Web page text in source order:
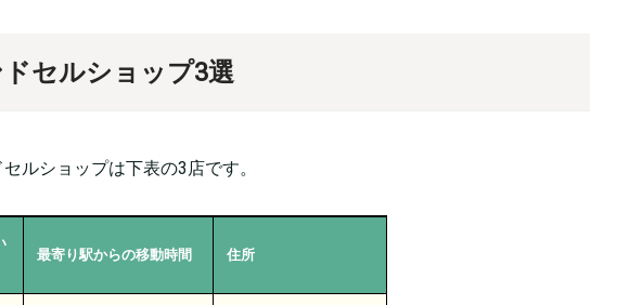
セルショップ3選
ルショップは下表の3店です。
最寄り駅からの移動時間 住所